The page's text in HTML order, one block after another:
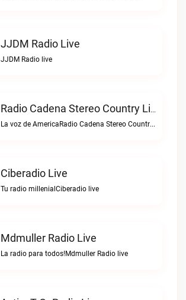
JJDM Radio Live
JJDM Radio live
Radio Cadena Stereo Country Live
La voz de AmericaRadio Cadena Stereo Country live
Ciberadio Live
Tu radio millenialCiberadio live
Mdmuller Radio Live
La radio para todos!Mdmuller Radio live